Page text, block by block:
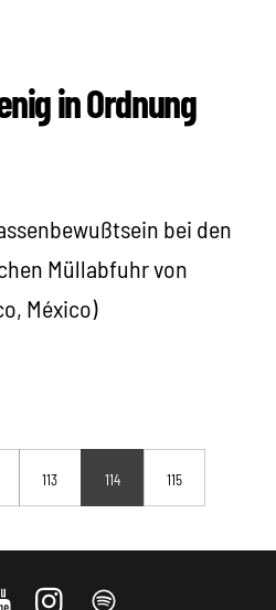
in Ordnung
bei den
Müllabfuhr von
México)
113 114 115